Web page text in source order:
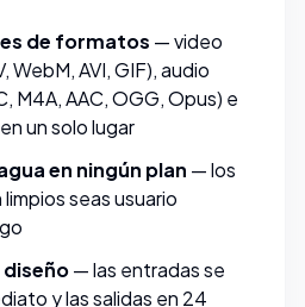
de formatos — video
WebM, AVI, GIF), audio
M4A, AAC, OGG, Opus) e
un solo lugar
en ningún plan — los
seas usuario
— las entradas se
y las salidas en 24